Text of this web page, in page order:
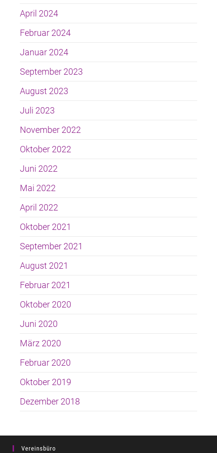
April 2024
Februar 2024
Januar 2024
September 2023
August 2023
Juli 2023
November 2022
Oktober 2022
Juni 2022
Mai 2022
April 2022
Oktober 2021
September 2021
August 2021
Februar 2021
Oktober 2020
Juni 2020
März 2020
Februar 2020
Oktober 2019
Dezember 2018
Vereinsbüro